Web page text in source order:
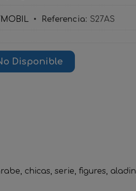
• Referencia: S27AS
Disponible
chicas serie figures
aladin